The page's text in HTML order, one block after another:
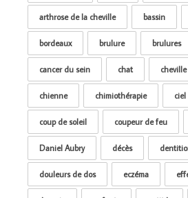
arthrose de la cheville bassin
bordeaux brulure brulures
cancer du sein chat cheville
chienne chimiothérapie ciel
coup de soleil coupeur de feu
Daniel Aubry décès
douleurs de dos eczéma